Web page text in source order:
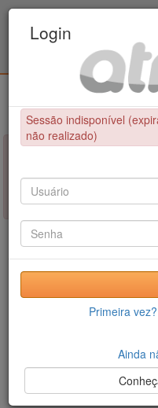
Educação Física / UPE
NÃO FOI POSSÍVEL
Sessão indisponível
realizado)
Login
Sessão indisponível
não realizado)
Primeira
Ainda